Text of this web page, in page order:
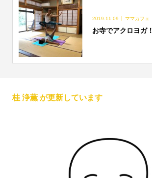
2019.11.09 ママカフェ
お寺でアクロヨガ！
桂 浄薫 が更新しています